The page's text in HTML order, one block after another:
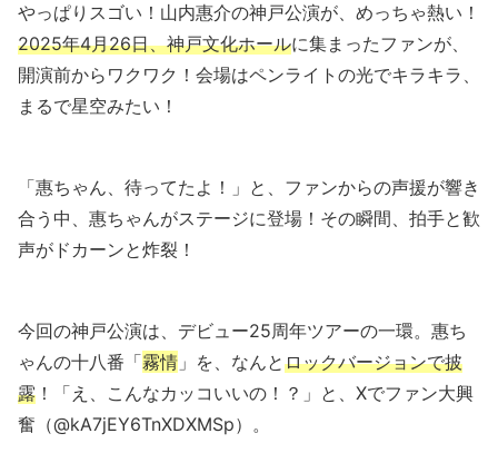
やっぱりスゴい！山内惠介の神戸公演が、めっちゃ熱い！
2025年4月26日、神戸文化ホールに集まったファンが、
開演前からワクワク！会場はペンライトの光でキラキラ、
まるで星空みたい！
「惠ちゃん、待ってたよ！」と、ファンからの声援が響き
合う中、惠ちゃんがステージに登場！その瞬間、拍手と歓
声がドカーンと炸裂！
今回の神戸公演は、デビュー25周年ツアーの一環。惠ち
ゃんの十八番「霧情 」を、なんとロックバージョンで披
露 ！「え、こんなカッコいいの！？」と、Xでファン大興
奮（@kA7jEY6TnXDXMSp）。